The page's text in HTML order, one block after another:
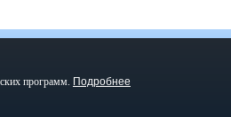
программ. Подробнее